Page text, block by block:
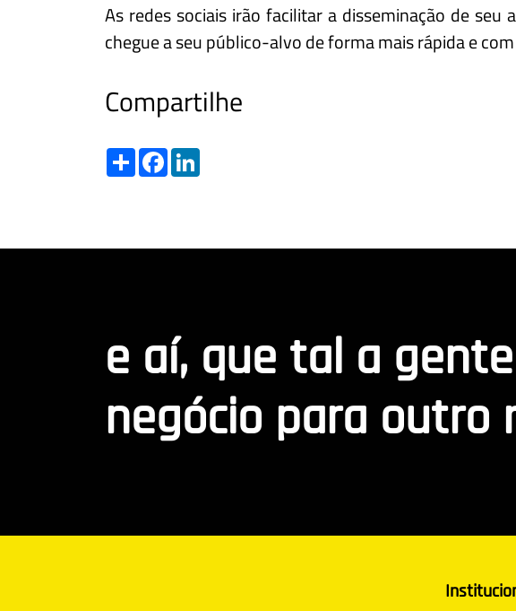
As redes sociais irão facilitar a disseminação de seu
chegue a seu público-alvo de forma mais rápida e
Compartilhe
ShareFacebook
e aí, que tal a
negócio para outro